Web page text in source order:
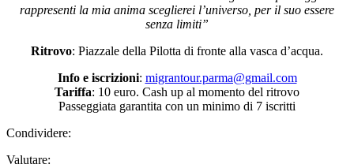
rappresenti la mia anima sceglierei l’universo, per il suo essere
senza limiti”
Ritrovo: Piazzale della Pilotta di fronte alla vasca d’acqua.
Info e iscrizioni: migrantour.parma@gmail.com
Tariffa: 10 euro. Cash up al momento del ritrovo
Passeggiata garantita con un minimo di 7 iscritti
Condividere:
Valutare: